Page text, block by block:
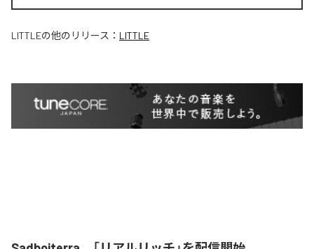
LITTLEの他のリリース： LITTLE